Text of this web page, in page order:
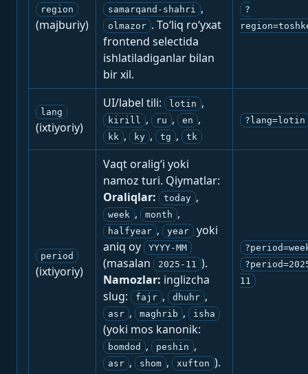
region
(majburiy)
samarqand-shahri ,
olmazor . To‘liq ro‘yxat
frontend selectida
ishlatiladiganlar bilan
bir xil.
?
lang
(ixtiyoriy)
UI/label tili: lotin ,
kirill , ru , en ,
kk , ky , tg , tk
?lang=lotin
period
(ixtiyoriy)
Vaqt oralig‘i yoki
namoz turi. Qiymatlar:
Oraliqlar:
today ,
week , month ,
halfyear , year
yoki
aniq oy
YYYY-MM
(masalan 2025-11 ).
Namozlar: inglizcha
slug:
fajr , dhuhr ,
asr , maghrib , isha
(yoki mos kanonik:
bomdod , peshin ,
asr , shom , xufton ).
11